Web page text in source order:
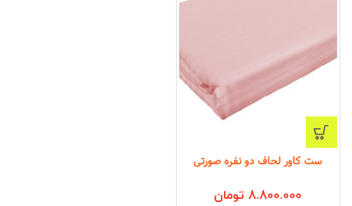
ست کاور لحاف دو نفره صورتی
8.800.000 تومان